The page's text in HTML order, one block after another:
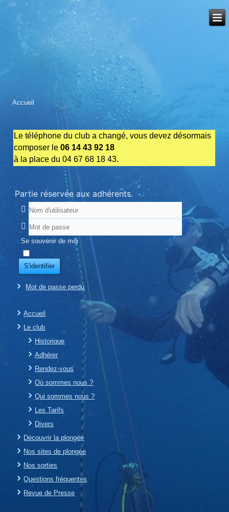
Accueil
Le téléphone du club a changé, vous devez désormais
composer le06 14 43 92 18
à la place du 04 67 68 18 43.
Partie réservée aux adhérents.
Se souvenir de moi
S'identifier
Mot de passe perdu
Accueil
Le club
Historique
Adhérer
Rendez-vous
Où sommes nous ?
Qui sommes nous ?
Les Tarifs
Divers
Découvrir la plongée
Nos sites de plongée
Nos sorties
Questions fréquentes
Revue de Presse